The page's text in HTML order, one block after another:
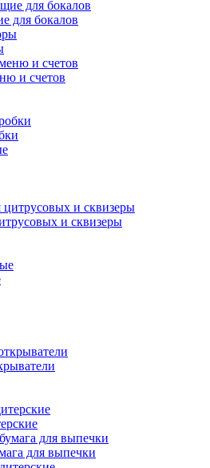
для бокалов
и счетов
и сквизеры
для выпечки